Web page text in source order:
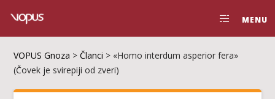
MENU
VOPUS Gnoza >Članci > «Homo interdum asperior fera»
(Čovek je svirepiji od zveri)